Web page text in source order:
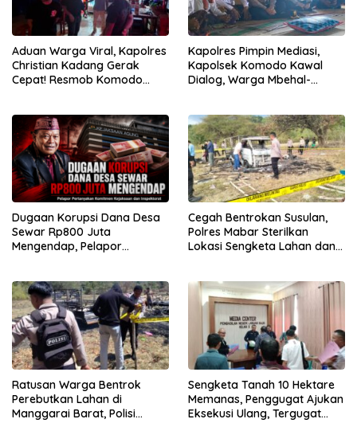
Aduan Warga Viral, Kapolres
Christian Kadang Gerak
Cepat! Resmob Komodo
Kapolres Pimpin Mediasi,
Kapolsek Komodo Kawal
Dialog, Warga Mbehal-
Dugaan Korupsi Dana Desa
Sewar Rp800 Juta
Mengendap, Pelapor
Cegah Bentrokan Susulan,
Polres Mabar Sterilkan
Lokasi Sengketa Lahan dan
Ratusan Warga Bentrok
Perebutkan Lahan di
Manggarai Barat, Polisi
Sengketa Tanah 10 Hektare
Memanas, Penggugat Ajukan
Eksekusi Ulang, Tergugat